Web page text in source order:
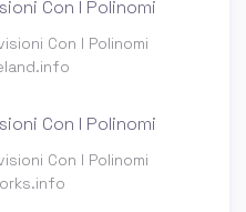
Con I Polinomi
Con I Polinomi